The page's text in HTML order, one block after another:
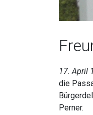
17. April
die
Perner.